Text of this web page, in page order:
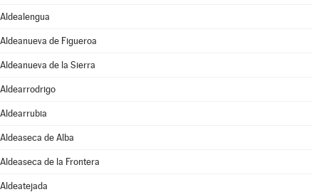
Aldealengua
Aldeanueva de Figueroa
Aldeanueva de la Sierra
Aldearrodrigo
Aldearrubia
Aldeaseca de Alba
Aldeaseca de la Frontera
Aldeatejada